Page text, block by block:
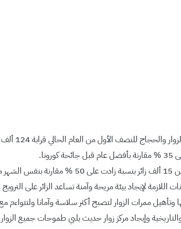
ويشهد موقع عماد السيد المسيح (المغطس)
لإيجاد بيئة مريحة وآمنة تساعد الزائر على
وتأهيل ممرات الزوار لتصبح أكثر سلاسة وآمانا ولتتواءم
وإيجاد مركز زوار حديث يلبي طموحات جميع